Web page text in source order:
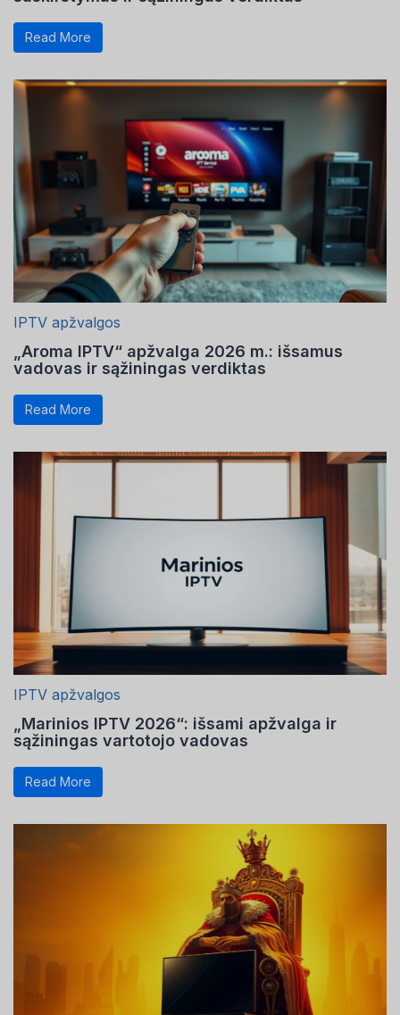
Read More
IPTV apžvalgos
„Aroma IPTV“ apžvalga 2026 m.: išsamus
vadovas ir sąžiningas verdiktas
Read More
IPTV apžvalgos
„Marinios IPTV 2026“: išsami apžvalga ir
sąžiningas vartotojo vadovas
Read More